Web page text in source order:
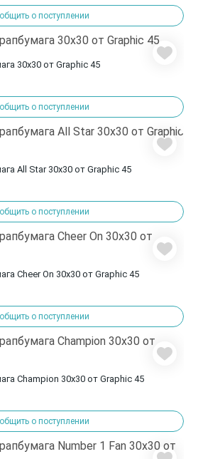
о поступлении
Двусторонняя скрапбумага 30x30 от Graphic 45
о поступлении
All Star 30x30 от Graphic 45
о поступлении
Cheer On 30x30 от Graphic 45
о поступлении
Champion 30x30 от Graphic 45
о поступлении